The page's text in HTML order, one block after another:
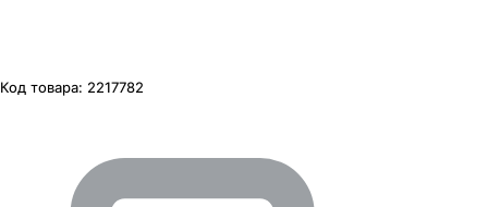
Код товара: 2217782